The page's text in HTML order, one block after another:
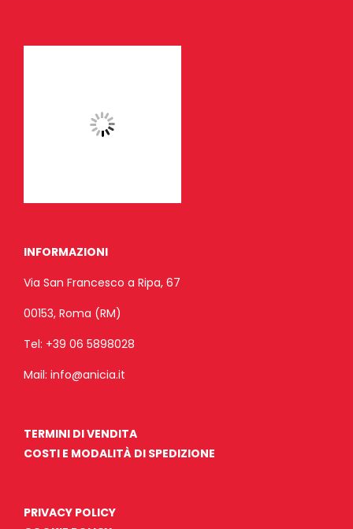
INFORMAZIONI
Via San Francesco a Ripa, 67
00153, Roma (RM)
Tel: +39 06 5898028
Mail: info@anicia.it
TERMINI DI VENDITA
COSTI E MODALITÀ DI SPEDIZIONE
PRIVACY POLICY